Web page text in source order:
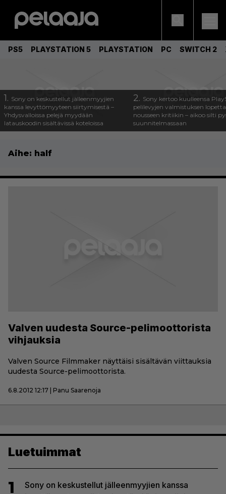
PS5 PLAYSTATION 5 PLAYSTATION PC SWITCH 2
1. Sony on keskustellut jälleenmyyjien
kanssa levyttömyyteen siirtymisestä –
Yhdysvalloissa pelejä myydään
latauskoodin sisältävissä koteloissa
2. Sony kertoo kuulleensa
pelilevyjen valmistuksen
nousseen kritiikin – aikoo silti
suunnitelmassaan
Aihe: half
Valven uudesta Source-pelimoottorista
vihjauksia
Valven Source Filmmaker näyttäisi sisältävän viittauksia
uudesta Source-pelimoottorista.
6.8.2012 12:17 | Panu Saarenoja
Luetuimmat
1
Sony on keskustellut jälleenmyyjien kanssa